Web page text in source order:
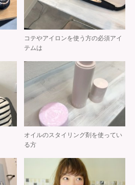
コテやアイロンを使う方の必須アイ
テムは
オイルのスタイリング剤を使ってい
る方